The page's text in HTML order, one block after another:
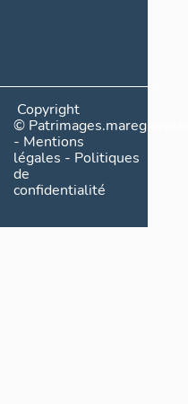
Copyright
©
- Mentions
légales - Politiques
de
confidentialité